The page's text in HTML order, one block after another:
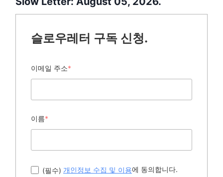
슬로우레터 구독 신청.
이메일 주소*
이름*
(필수) 개인정보 수집 및 이용에 동의합니다.